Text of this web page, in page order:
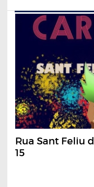
Rua Sant Feliu
15